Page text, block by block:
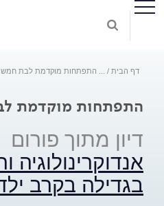
דף הבית התפתחות מוקדמת לבת חמש
התפתחות מוקדמת
דיון מתוך פורום
אנדוקרינולוגיה
בגדילה בקרב